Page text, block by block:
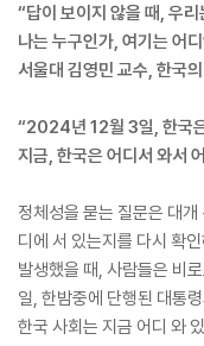
“답이 보이지 않을 때, 우
나는 누구인가, 여기는 어
서울대 김영민 교수, 한국
“2024년 12월 3일, 한국
지금, 한국은 어디서 와서
정체성을 묻는 질문은 대
디에 서 있는지를 다시 확
발생했을 때, 사람들은 비
일, 한밤중에 단행된 대통
한국 사회는 지금 어디 와